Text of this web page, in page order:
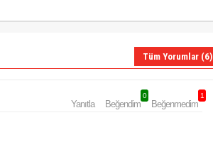
Tüm Yorumlar (6)
Yanıtla Beğendim
0
Beğenmedim
1